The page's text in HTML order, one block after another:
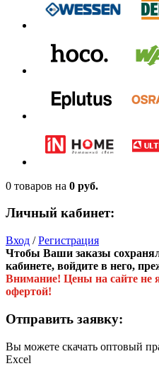
0 товаров на 0 руб.
Личный кабинет:
Вход /Регистрация
Чтобы Ваши заказы
кабинете, войдите в него,
Внимание! Цены на сайте не
офертой!
Отправить заявку:
Вы можете скачать оптовый
Excel